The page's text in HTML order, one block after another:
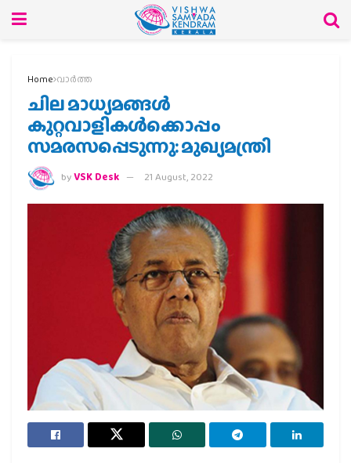
Home വാര്‍ത്ത
ചില മാധ്യമങ്ങള്‍
കുറ്റവാളികള്‍ക്കൊപ്പം
സമരസപ്പെടുന്നു: മുഖ്യമന്ത്രി
byVSK Desk 21 August, 2022